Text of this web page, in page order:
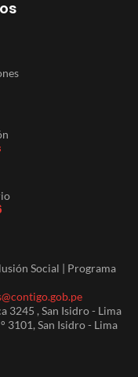
Social | Programa
3245 , San Isidro - Lima
3101, San Isidro - Lima